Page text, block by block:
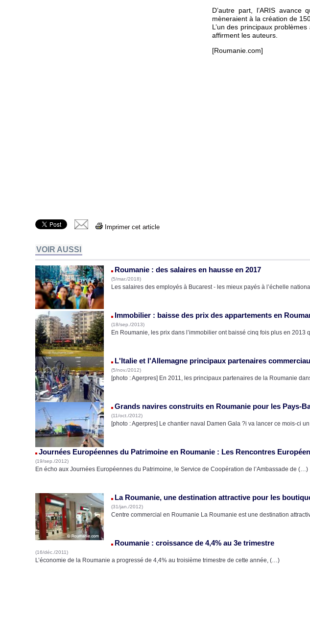
D’autre part, l’ARIS avance
mèneraient à la création de
L’un des principaux
affirment les auteurs.
[Roumanie.com]
Imprimer cet article
VOIR AUSSI
Roumanie : des salaires en hausse en 2017
(5/mar./2018)
Les salaires des employés à Bucarest - les mieux payés à l’échelle
Immobilier : baisse des prix des appartements en
(18/sep./2013)
En Roumanie, les prix dans l’immobilier ont baissé cinq fois plus en 2013
L'Italie et l'Allemagne principaux partenaires
(5/nov./2012)
[photo : Agerpres] En 2011, les principaux partenaires de la Roumanie
Grands navires construits en Roumanie pour les Pays-
(11/oct./2012)
[photo : Agerpres] Le chantier naval Damen Gala ?i va lancer ce mois-ci
Journées Européennes du Patrimoine en Roumanie : Les Rencontres
(19/sep./2012)
En écho aux Journées Européennes du Patrimoine, le Service de Coopération de l’Ambassade de (…)
La Roumanie, une destination attractive pour les
(31/jan./2012)
Centre commercial en Roumanie La Roumanie est une destination
Roumanie : croissance de 4,4% au 3e trimestre
(16/déc./2011)
L’économie de la Roumanie a progressé de 4,4% au troisième trimestre de cette année, (…)